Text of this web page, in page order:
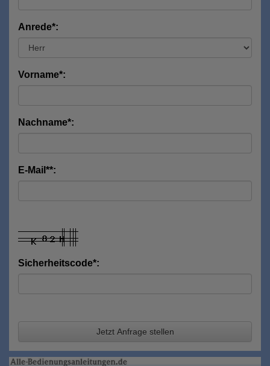
Anrede*:
Vorname*:
Nachname*:
E-Mail**:
Sicherheitscode*:
Jetzt Anfrage stellen